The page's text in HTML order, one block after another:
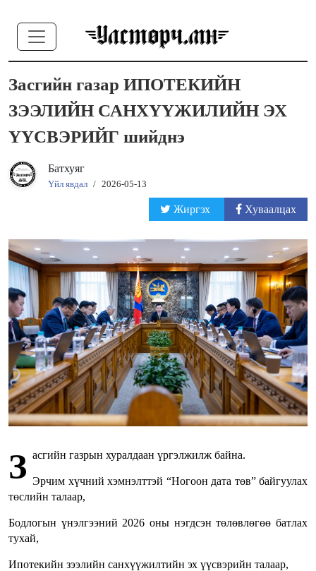
Засгийн газар ИПОТЕКИЙН
ЗЭЭЛИЙН САНХҮҮЖИЛИЙН ЭХ
ҮҮСВЭРИЙГ шийднэ
Батхуяг
Үйл явдал / 2026-05-13
Жиргэх Хуваалцах
З асгийн газрын хуралдаан үргэлжилж байна.
Эрчим хүчний хэмнэлттэй “Ногоон дата төв” байгуулах
төслийн талаар,
Бодлогын үнэлгээний 2026 оны нэгдсэн төлөвлөгөө батлах
тухай,
Ипотекийн зээлийн санхүүжилтийн эх үүсвэрийн талаар,